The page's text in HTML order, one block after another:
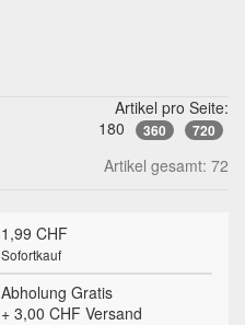
Artikel pro Seite:
180
360 720
Artikel gesamt: 72
1,99 CHF
Sofortkauf
Abholung Gratis
+ 3,00 CHFVersand